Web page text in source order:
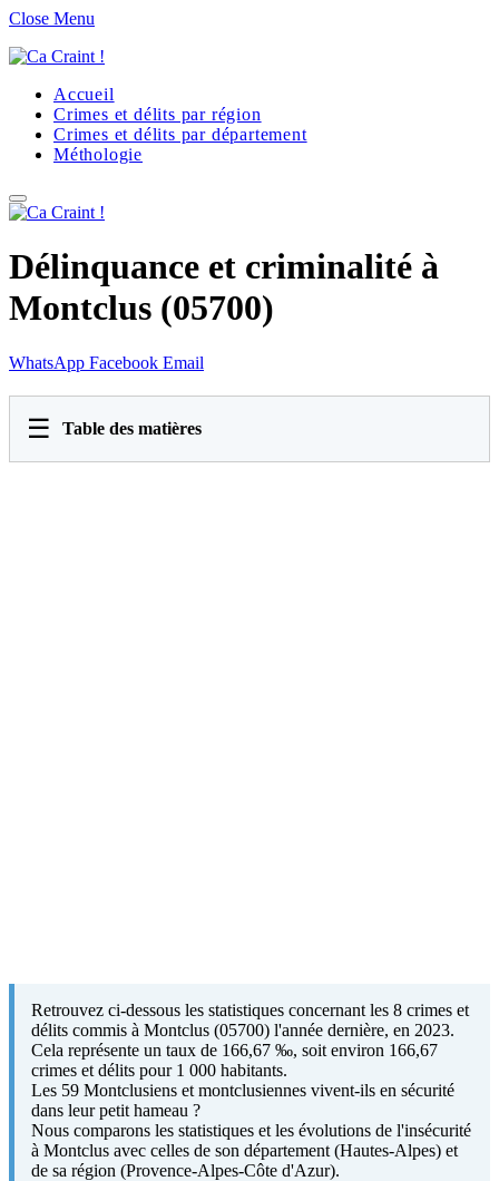
Close Menu
Accueil
Crimes et délits par région
Crimes et délits par département
Méthologie
Délinquance et criminalité à
Montclus (05700)
WhatsApp Facebook Email
☰ Table des matières
Retrouvez ci-dessous les statistiques concernant les 8 crimes et
délits commis à Montclus (05700) l'année dernière, en 2023.
Cela représente un taux de 166,67 ‰, soit environ 166,67
crimes et délits pour 1 000 habitants.
Les 59 Montclusiens et montclusiennes vivent-ils en sécurité
dans leur petit hameau ?
Nous comparons les statistiques et les évolutions de l'insécurité
à Montclus avec celles de son département (Hautes-Alpes) et
de sa région (Provence-Alpes-Côte d'Azur).